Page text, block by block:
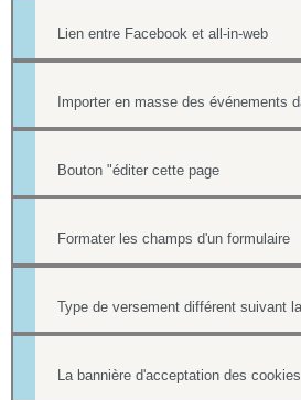
Lien entre Facebook et all-in-web
Bouton "éditer cette page
Formater les champs d'un formulaire
La bannière d'acceptation des cookies